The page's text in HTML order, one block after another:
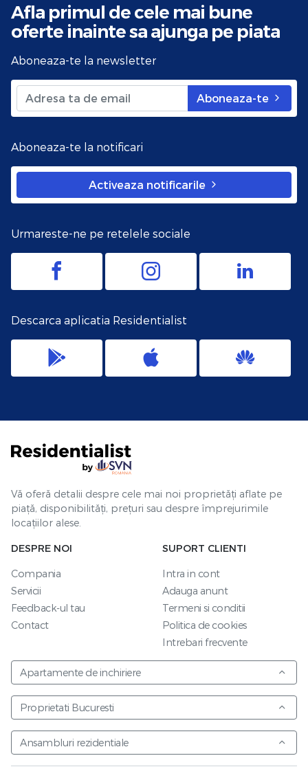
Afla primul de cele mai bune
oferte inainte sa ajunga pe piata
Aboneaza-te la newsletter
Aboneaza-te
Aboneaza-te la notificari
Activeaza notificarile
Urmareste-ne pe retelele sociale
Descarca aplicatia Residentialist
Vă oferă detalii despre cele mai noi proprietăți aflate pe
piață, disponibilități, prețuri sau despre împrejurimile
locațiilor alese.
DESPRE NOI
Compania
Servicii
Feedback-ul tau
Contact
SUPORT CLIENTI
Intra in cont
Adauga anunt
Termeni si conditii
Politica de cookies
Intrebari frecvente
Apartamente de inchiriere
Proprietati Bucuresti
Ansambluri rezidentiale